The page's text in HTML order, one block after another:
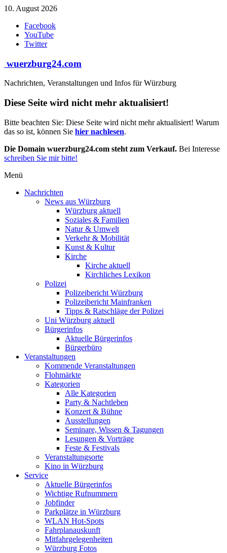
Zum
springen
10. August 2026
Facebook
YouTube
Twitter
wuerzburg24.com
Nachrichten, Veranstaltungen und Infos für Würzburg
Diese Seite wird nicht mehr aktualisiert!
Bitte beachten Sie: Diese Seite wird nicht mehr aktualisiert! Warum
das so ist, können Sie hier nachlesen.
Die Domain wuerzburg24.com steht zum Verkauf. Bei Interesse
schreiben Sie mir bitte!
Menü
Nachrichten
News aus Würzburg
Würzburg aktuell
Soziales & Familien
Natur & Umwelt
Verkehr & Mobilität
Kunst & Kultur
Kirche
Kirche aktuell
Kirchliches Lexikon
Polizei
Polizeibericht Würzburg
Polizeibericht Mainfranken
Tipps & Ratschläge der Polizei
Uni Würzburg aktuell
Bürgerinfos
Aktuelle Bürgerinfos
Bürgerbüro
Veranstaltungen
Kommende Veranstaltungen
Flohmärkte
Kategorien
Alle Kategorien
Party & Nachtleben
Konzert & Bühne
Ausstellungen
Seminare, Wissen & Tagungen
Lesungen & Vorträge
Feste & Festivals
Veranstaltungsorte
Kino in Würzburg
Service
Aktuelle Bürgerinfos
Wichtige Rufnummern
Jobfinder
Parkplätze in Würzburg
WLAN Hot-Spots
Fahrplanauskunft
Mitfahrgelegenheiten
Würzburg Fotos